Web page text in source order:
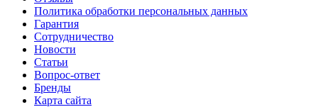
Политика обработки персональных данных
Гарантия
Сотрудничество
Новости
Статьи
Вопрос-ответ
Бренды
Карта сайта